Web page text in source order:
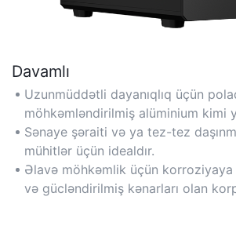
Davamlı
Uzunmüddətli dayanıqlıq üçün
möhkəmləndirilmiş alüminium kimi
materiallardan tikilmişdir.
Sənaye şəraiti və ya tez-tez
mühitlər üçün idealdır.
Əlavə möhkəmlik üçün korroziyaya
və gücləndirilmiş kənarları olan